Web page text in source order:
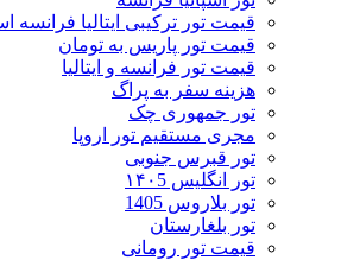
قیمت تور ترکیبی ایتالیا فرانسه
قیمت تور پاریس به تومان
قیمت تور فرانسه و ایتالیا
هزینه سفر به پراگ
تور جمهوری چک
مجری مستقیم تور اروپا
تور قبرس جنوبی
تور انگلیس ۱۴۰5
تور بلاروس 1405
تور بلغارستان
قیمت تور رومانی